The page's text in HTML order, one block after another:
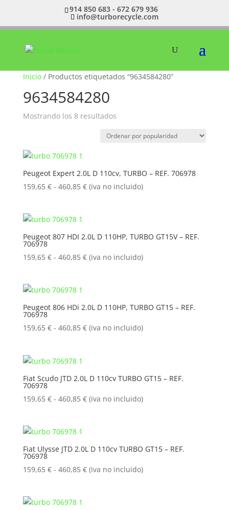
914 850 683 - 672 679 936
info@turborecycle.com
Inicio/ Productos etiquetados “9634584280”
9634584280
Mostrando los 8 resultadosOrdenado
popularidad
Peugeot Expert 2.0L D 110cv, TURBO – REF. 706978
159,65 € - 460,85 €Rango
159,65 €
460,85 €
(iva no incluido)
Peugeot 807 HDI 2.0L D 110HP, TURBO GT15V – REF.
706978
159,65 € - 460,85 €Rango
159,65 €
460,85 €
(iva no incluido)
Peugeot 806 HDi 2.0L D 110HP, TURBO GT15 – REF.
706978
159,65 € - 460,85 €Rango
159,65 €
460,85 €
(iva no incluido)
Fiat Scudo JTD 2.0L D 110cv TURBO GT15 – REF.
706978
159,65 € - 460,85 €Rango
159,65 €
460,85 €
(iva no incluido)
Fiat Ulysse JTD 2.0L D 110cv TURBO GT15 – REF.
706978
159,65 € - 460,85 €Rango
(iva no incluido)